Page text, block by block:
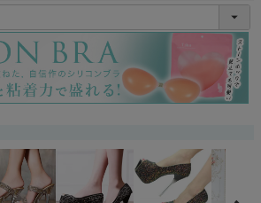
(
須
)